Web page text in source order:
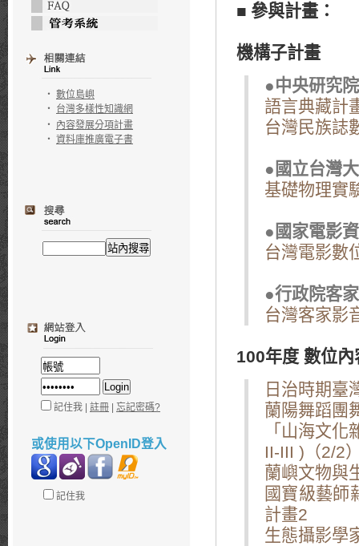
‧ 數位島嶼
‧ 台灣多樣性知識網
‧ 內容發展分項計畫
‧ 資料庫推廣電子書
記住我 | 註冊 | 忘記密碼?
或使用以下OpenID登入
記住我
■ 參與計畫：
機構子計畫
●中央研究院
語言典藏計
台灣民族誌
●國立台灣
基礎物理實
●國家電影
台灣電影數
●行政院客
台灣客家影
100年度 數位
日治時期臺
蘭陽舞蹈團
「山海文
II-III )（2/2
蘭嶼文物與
國寶級藝師
計畫2
生態攝影學